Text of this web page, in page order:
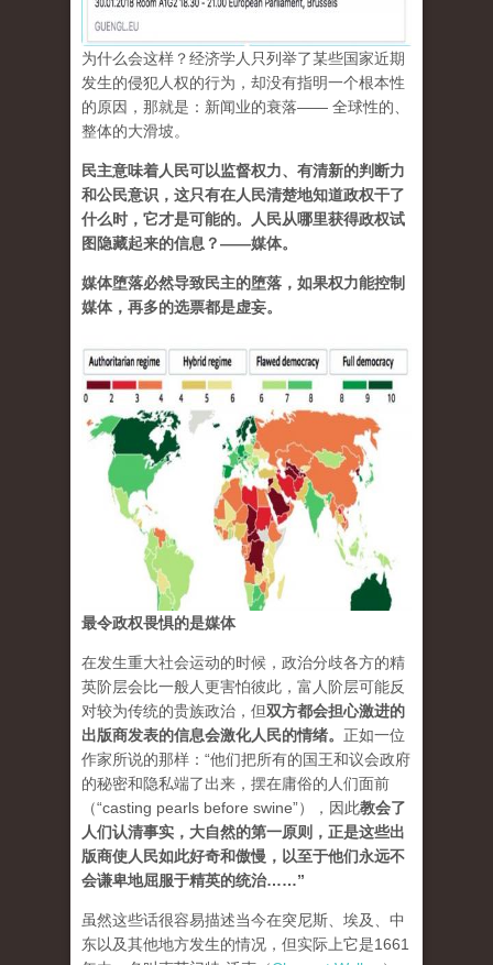
为什么会这样？经济学人只列举了某些国家近期
发生的侵犯人权的行为，却没有指明一个根本性
的原因，那就是：新闻业的衰落—— 全球性的、
整体的大滑坡。
民主意味着人民可以监督权力、有清新的判断力
和公民意识，这只有在人民清楚地知道政权干了
什么时，它才是可能的。人民从哪里获得政权试
图隐藏起来的信息？——媒体。
媒体堕落必然导致民主的堕落，如果权力能控制
媒体，再多的选票都是虚妄。
最令政权畏惧的是媒体
在发生重大社会运动的时候，政治分歧各方的精
英阶层会比一般人更害怕彼此，富人阶层可能反
对较为传统的贵族政治，但双方都会担心激进的
出版商发表的信息会激化人民的情绪。 正如一位
作家所说的那样：“他们把所有的国王和议会政府
的秘密和隐私端了出来，摆在庸俗的人们面前
（“casting pearls before swine”），因此教会了
人们认清事实，大自然的第一原则，正是这些出
版商使人民如此好奇和傲慢，以至于他们永远不
会谦卑地屈服于精英的统治……”
虽然这些话很容易描述当今在突尼斯、埃及、中
东以及其他地方发生的情况，但实际上它是1661